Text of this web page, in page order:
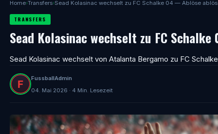
Home›Transfers›Sead Kolasinac wechselt zu FC Schalke 04 — Ablöse
TRANSFERS
Sead Kolasinac wechselt zu FC
Sead Kolasinac wechselt von Atalanta Bergamo zu FC
FussballAdmin
04. Mai 2026 · 4 Min. Lesezeit